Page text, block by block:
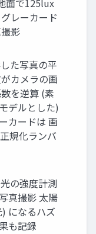
面で125lux
レーカード
影
た写真の平
カメラの画
を逆算 (素
デルとした)
カードは 画
規化ランバ
の強度計測
真撮影 太陽
になるハズ
も記録